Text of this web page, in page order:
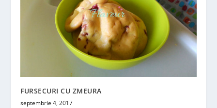
FURSECURI CU ZMEURA
septembrie 4, 2017